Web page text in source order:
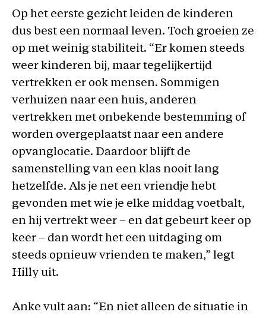
Op het eerste gezicht leiden de kinderen
dus best een normaal leven. Toch groeien ze
op met weinig stabiliteit. “Er komen steeds
weer kinderen bij, maar tegelijkertijd
vertrekken er ook mensen. Sommigen
verhuizen naar een huis, anderen
vertrekken met onbekende bestemming of
worden overgeplaatst naar een andere
opvanglocatie. Daardoor blijft de
samenstelling van een klas nooit lang
hetzelfde. Als je net een vriendje hebt
gevonden met wie je elke middag voetbalt,
en hij vertrekt weer – en dat gebeurt keer op
keer – dan wordt het een uitdaging om
steeds opnieuw vrienden te maken,” legt
Hilly uit.
Anke vult aan: “En niet alleen de situatie in